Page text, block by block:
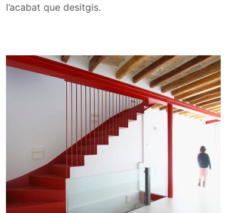
l’acabat que desitgis.